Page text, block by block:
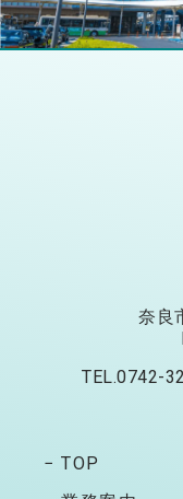
奈良
TEL.0742-
− TOP